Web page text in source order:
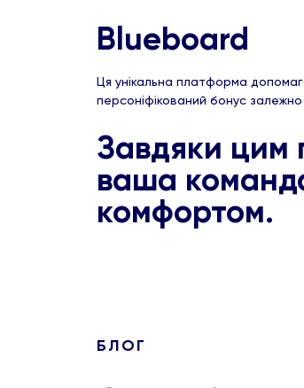
Blueboard
Ця унікальна платформа
персоніфікований бонус
Завдяки цим
ваша
комфортом.
БЛОГ